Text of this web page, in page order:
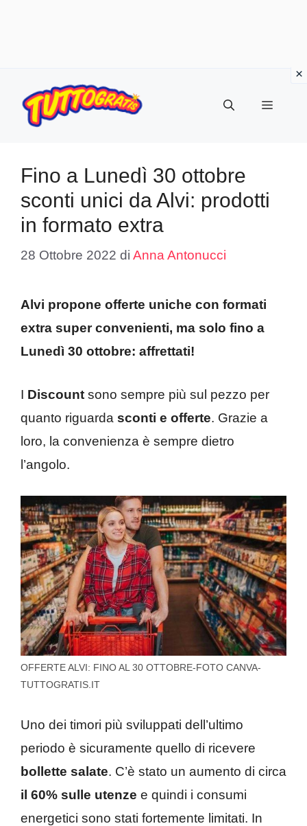
contenuto
Menu
Fino a Lunedì 30 ottobre
sconti unici da Alvi: prodotti
in formato extra
28 Ottobre 2022 di Anna Antonucci
Alvi propone offerte uniche con formati
extra super convenienti, ma solo fino a
Lunedì 30 ottobre: affrettati!
I Discount sono sempre più sul pezzo per
quanto riguarda sconti e offerte. Grazie a
loro, la convenienza è sempre dietro
l’angolo.
OFFERTE ALVI: FINO AL 30 OTTOBRE-FOTO CANVA-
TUTTOGRATIS.IT
Uno dei timori più sviluppati dell’ultimo
periodo è sicuramente quello di ricevere
bollette salate. C’è stato un aumento di circa
il 60% sulle utenze e quindi i consumi
energetici sono stati fortemente limitati. In